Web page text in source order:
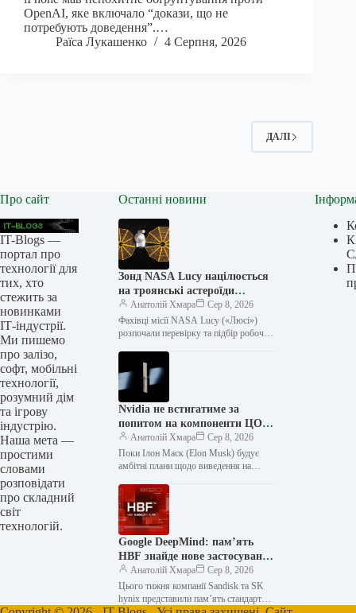
OpenAI, яке включало “докази, що не
потребують доведення”.…
Раїса Лукашенко
4 Серпня, 2026
ДАЛІ
Про сайт
IT-Blogs —
портал про
технології для
тих, хто
стежить за
новинками
ІТ-індустрії.
Ми пишемо
про залізо,
софт, мобільні
технології,
розумний дім
та ігрову
індустрію.
Наша мета —
простими
словами
розповідати
про складний
світ
технологій.
Останні новини
Зонд NASA Lucy націлюється
на троянські астероїди
Юпітера: камери готові до
історичних знімків
Анатолій Хмара
Сер 8, 2026
Фахівці місії NASA Lucy («Люсі»)
розпочали перевірку та підбір робочих
троянські…
Nvidia не встигатиме за
попитом на компоненти ЦОД
і наступного року, це
обмежить темпи експансії
SpaceX у сегменті
Анатолій Хмара
Сер 8, 2026
Поки Ілон Маск (Elon Musk) будує
амбітні плани щодо виведення на
наземна інфраструктура аналогічного
призначення…
Google DeepMind: пам’ять
HBF знайде нове застосування
в інференсі
Анатолій Хмара
Сер 8, 2026
Цього тижня компанії Sandisk та SK
hynix представили пам’ять стандарту